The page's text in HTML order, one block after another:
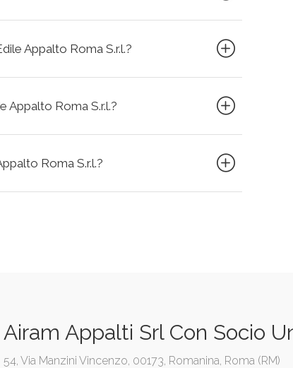
Appalto Roma S.r.l.?
Appalto Roma S.r.l.?
Roma S.r.l.?
Airam Appalti Srl Con Socio
54, Via Manzini Vincenzo, 00173, Romanina, Roma (RM)